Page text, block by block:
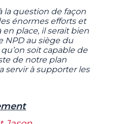
la question de façon
énormes efforts et
place, il serait bien
NPD au siège du
soit capable de
de notre plan
servir à supporter les